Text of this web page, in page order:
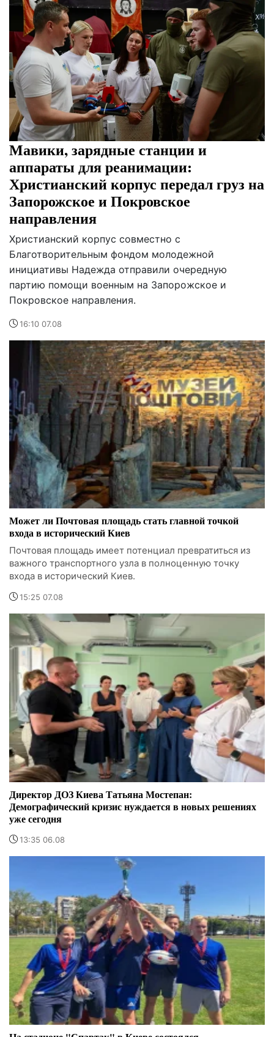
Мавики, зарядные станции и
аппараты для реанимации:
Христианский корпус передал груз на
Запорожское и Покровское
направления
Христианский корпус совместно с
Благотворительным фондом молодежной
инициативы Надежда отправили очередную
партию помощи военным на Запорожское и
Покровское направления.
16:10 07.08
Может ли Почтовая площадь стать главной точкой
входа в исторический Киев
Почтовая площадь имеет потенциал превратиться из
важного транспортного узла в полноценную точку
входа в исторический Киев.
15:25 07.08
Директор ДОЗ Киева Татьяна Мостепан:
Демографический кризис нуждается в новых решениях
уже сегодня
13:35 06.08